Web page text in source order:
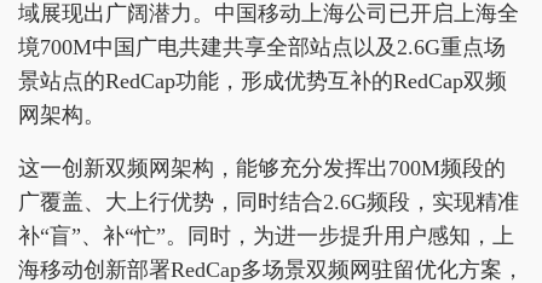
域展现出广阔潜力。中国移动上海公司已开启上海全
境700M中国广电共建共享全部站点以及2.6G重点场
景站点的RedCap功能，形成优势互补的RedCap双频
网架构。
这一创新双频网架构，能够充分发挥出700M频段的
广覆盖、大上行优势，同时结合2.6G频段，实现精准
补“盲”、补“忙”。同时，为进一步提升用户感知，上
海移动创新部署RedCap多场景双频网驻留优化方案，